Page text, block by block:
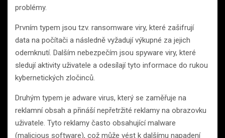
problémy.
Prvním typem jsou tzv. ransomware viry, které zašifrují
data na počítači a následně vyžadují výkupné za jejich
odemknutí. Dalším nebezpečím jsou spyware viry, které
sledují aktivity uživatele a odesílají tyto informace do rukou
kybernetických zločinců.
Druhým typem je adware virus, který se zaměřuje na
reklamní obsah a přináší nepřetržité reklamy na obrazovku
uživatele. Tyto reklamy často obsahující malware
(malicious software), což může vést k dalšímu napadení